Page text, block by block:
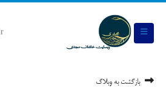
بازگشت به وبلاگ